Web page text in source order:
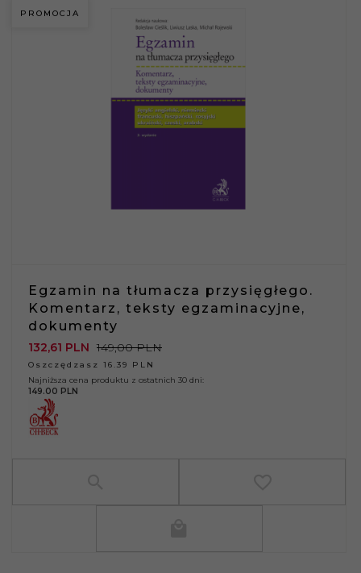
PROMOCJA
Egzamin na tłumacza przysięgłego.
Komentarz, teksty egzaminacyjne,
dokumenty
132,61 PLN 149,00 PLN
Oszczędzasz 16.39 PLN
Najniższa cena produktu z ostatnich 30 dni:
149.00 PLN